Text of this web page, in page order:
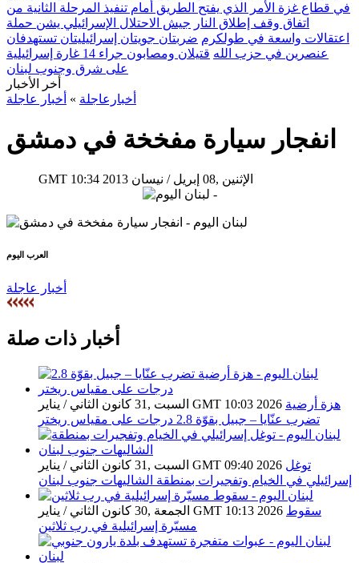
في قطاع غزة الأمر الذي يفتح الطريق أمام تنفيذ المرحلة الثانية من
اتفاق وقف إطلاق النار جيش الاحتلال الإسرائيلي يشن حملة
اعتقالات واسعة في طولكرم ضربتان جويتان إسرائيليتان تستهدفان
عنصرين في حزب الله
قتيلان ومصابون جراء 14 غارة إسرائيلية
على شرق وجنوب لبنان
أخر الأخبار
أخبارعاجلة » أخبار عاجلة
انفجار سيارة مفخخة في دمشق
GMT 10:34 2013 الإثنين ,08 إبريل / نيسان
العرب اليوم
أخبار عاجلة
أخبار ذات صلة
السبت ,31 كانون الثاني / يناير GMT 10:03 2026 هزة أرضية
تضرب عنّايا – جبيل بقوّة 2.8 درجات على مقياس ريختر
السبت ,31 كانون الثاني / يناير GMT 09:40 2026 توغل
إسرائيلي في الخيام وتفجيرات بمنطقة الشاليهات جنوب لبنان
الجمعة ,30 كانون الثاني / يناير GMT 10:13 2026 سقوط
مسيّرة إسرائيلية في رب ثلاثين